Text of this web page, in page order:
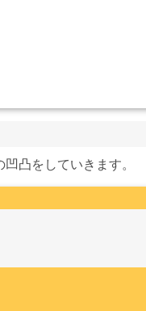
凸をしていきます。